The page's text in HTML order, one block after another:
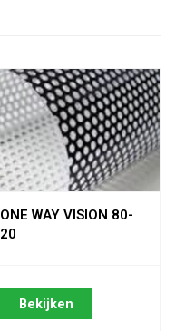
ONE WAY VISION 80-
20
Bekijken